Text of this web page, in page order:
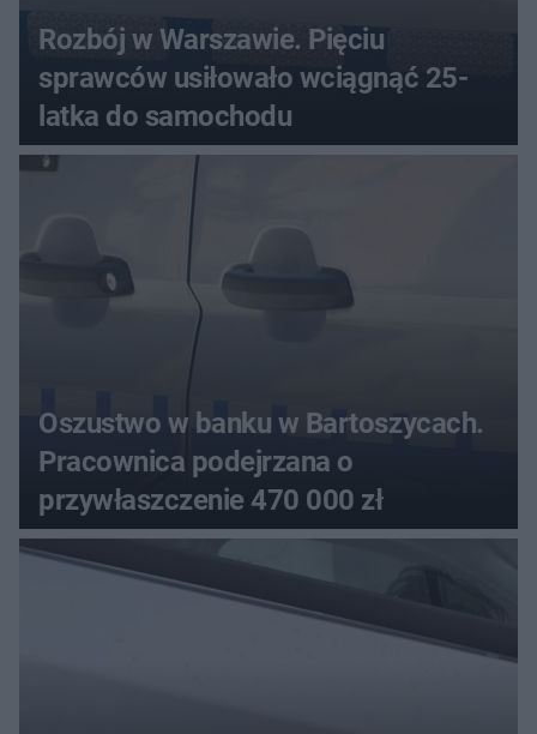
Rozbój w Warszawie. Pięciu
sprawców usiłowało wciągnąć 25-
latka do samochodu
Oszustwo w banku w Bartoszycach.
Pracownica podejrzana o
przywłaszczenie 470 000 zł